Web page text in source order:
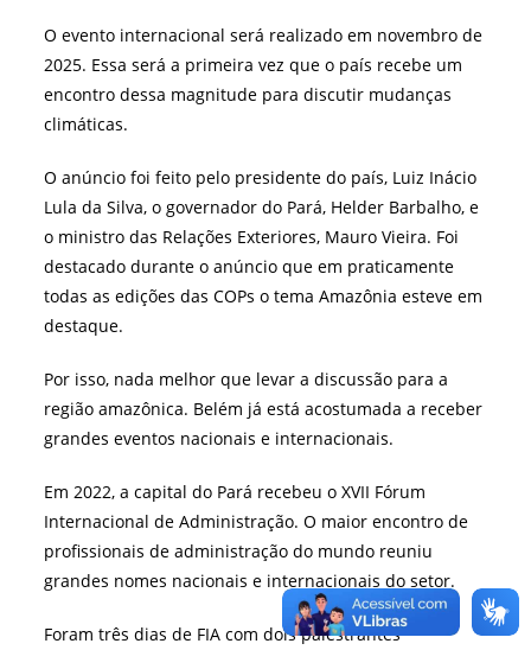
O evento internacional será realizado em novembro de
2025. Essa será a primeira vez que o país recebe um
encontro dessa magnitude para discutir mudanças
climáticas.
O anúncio foi feito pelo presidente do país, Luiz Inácio
Lula da Silva, o governador do Pará, Helder Barbalho, e
o ministro das Relações Exteriores, Mauro Vieira. Foi
destacado durante o anúncio que em praticamente
todas as edições das COPs o tema Amazônia esteve em
destaque.
Por isso, nada melhor que levar a discussão para a
região amazônica. Belém já está acostumada a receber
grandes eventos nacionais e internacionais.
Em 2022, a capital do Pará recebeu o XVII Fórum
Internacional de Administração. O maior encontro de
profissionais de administração do mundo reuniu
grandes nomes nacionais e internacionais do setor.
Foram três dias de FIA com dois palestrantes